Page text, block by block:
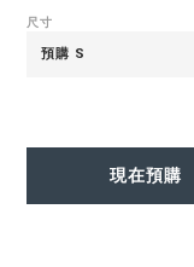
尺寸
現在預購